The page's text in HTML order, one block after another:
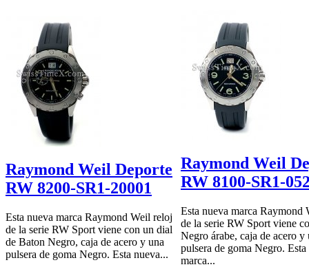
Raymond Weil Deporte
RW 8200-SR1-20001
Esta nueva marca Raymond Weil reloj
de la serie RW Sport viene con un dial
de Baton Negro, caja de acero y una
pulsera de goma Negro. Esta nueva...
Raymond Weil
RW 8100-SR1-
Esta nueva marca Raymond
de la serie RW Sport viene
Negro árabe, caja de acero y
pulsera de goma Negro. Esta
marca...